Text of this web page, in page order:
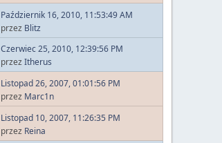
Październik 16, 2010, 11:53:49 AM
przez Blitz
Czerwiec 25, 2010, 12:39:56 PM
przezItherus
Listopad 26, 2007, 01:01:56 PM
przez Marc1n
Listopad 10, 2007, 11:26:35 PM
przez Reina